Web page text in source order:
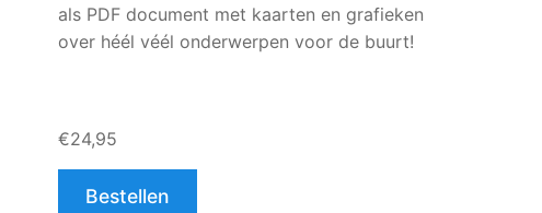
als PDF document met kaarten en grafieken
over héél véél onderwerpen voor de buurt!
€24,95
Bestellen